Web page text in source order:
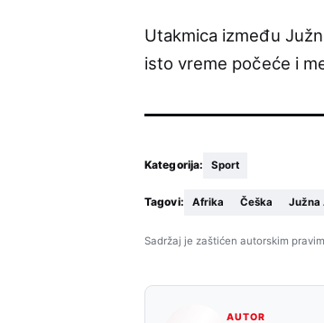
Utakmica između
isto vreme počeće i
Kategorija: Sport
Tagovi: Afrika Češka Južna
Sadržaj je zaštićen autorskim
AUTOR